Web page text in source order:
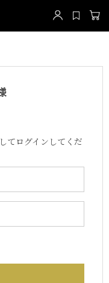
てログインしてくだ